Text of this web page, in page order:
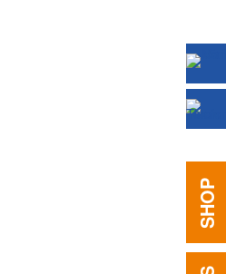
SHOP